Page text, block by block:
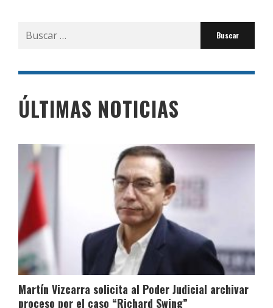
Buscar
por:
ÚLTIMAS NOTICIAS
Martín Vizcarra solicita al Poder Judicial archivar
proceso por el caso “Richard Swing”